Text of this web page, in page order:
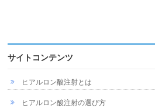
サイトコンテンツ
ヒアルロン酸注射とは
ヒアルロン酸注射の選び方